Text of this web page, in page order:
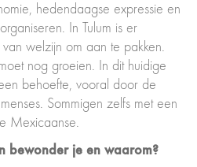
hedendaagse expressie en
In Tulum is er
welzijn om aan te pakken.
nog groeien. In dit huidige
behoefte, vooral door de
Sommigen zelfs met een
Mexicaanse.
bewonder je en waarom?